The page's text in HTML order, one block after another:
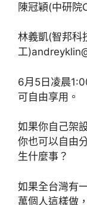
陳冠穎(中研院
林義凱(智邦科
工)
6月5日凌晨
可自由享用。
如果你自己架
你也可以自由
生什麼事？
如果全台灣有
萬個人這樣做